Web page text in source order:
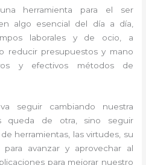
herramienta para el ser
algo esencial del día a día,
laborales y de ocio, a
reducir presupuestos y mano
y efectivos métodos de
seguir cambiando nuestra
queda de otra, sino seguir
herramientas, las virtudes, su
avanzar y aprovechar al
para mejorar nuestro